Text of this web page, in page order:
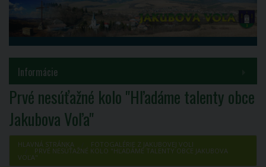
MENU
Informácie
Samospráva
Inštitúcie
Voľby a referendá
Prvé nesúťažné kolo "Hľadáme talenty obce
Jakubova Voľa"
HLAVNÁ STRÁNKA FOTOGALÉRIE Z JAKUBOVEJ VOLI
PRVÉ NESÚŤAŽNÉ KOLO "HĽADÁME TALENTY OBCE JAKUBOVA
VOĽA"